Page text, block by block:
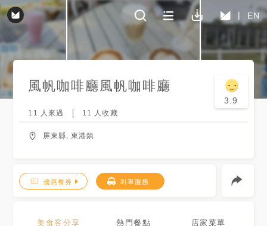
EN
風帆咖啡廳風帆咖啡廳
3.9
11 人來過 11 人收藏
屏東縣, 東港鎮
優惠餐券 叫車服務
美食客分享 熱門餐點 店家菜單